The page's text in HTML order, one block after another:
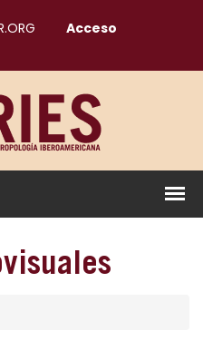
Acceso